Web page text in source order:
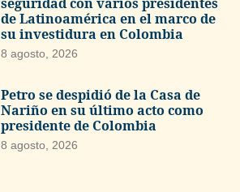
de Latinoamérica en el marco de
su investidura en Colombia
8 agosto, 2026
Petro se despidió de la Casa de
Nariño en su último acto como
presidente de Colombia
8 agosto, 2026